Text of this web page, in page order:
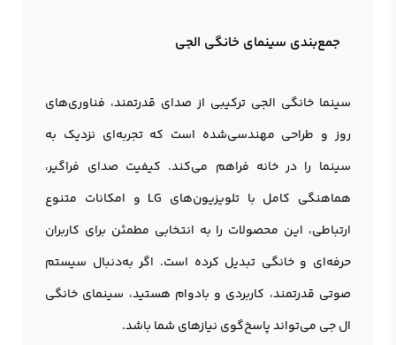
جمع‌بندی سینمای خانگی الجی
سینما خانگی الجی ترکیبی از صدای قدرتمند، فناوری‌های
روز و طراحی مهندسی‌شده است که تجربه‌ای نزدیک به
سینما را در خانه فراهم می‌کند. کیفیت صدای فراگیر،
هماهنگی کامل با تلویزیون‌های LG و امکانات متنوع
ارتباطی، این محصولات را به انتخابی مطمئن برای کاربران
حرفه‌ای و خانگی تبدیل کرده است. اگر به‌دنبال سیستم
صوتی قدرتمند، کاربردی و بادوام هستید، سینمای خانگی
ال جی می‌تواند پاسخ‌گوی نیازهای شما باشد.